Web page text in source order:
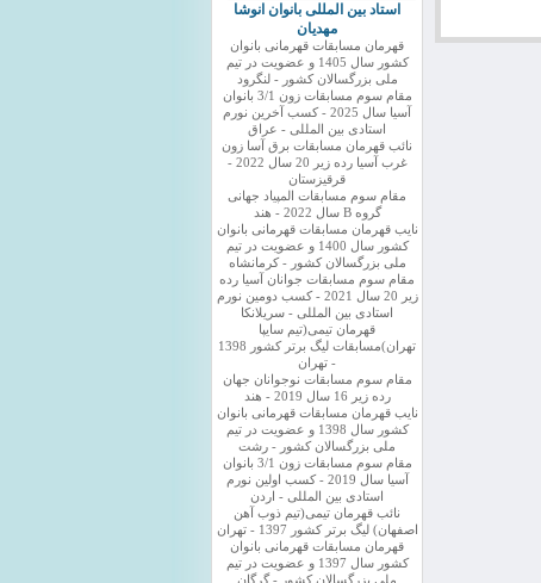
استاد بین المللی بانوان انوشا
مهدیان
قهرمان مسابقات قهرمانی بانوان
کشور سال 1405 و عضویت در تیم
ملی بزرگسالان کشور - لنگرود
مقام سوم مسابقات زون 3/1 بانوان
آسیا سال 2025 - کسب آخرین نورم
استادی بین المللی - عراق
نائب قهرمان مسابقات برق آسا زون
غرب آسیا رده زیر 20 سال 2022 -
قرقیزستان
مقام سوم مسابقات المپیاد جهانی
گروه B سال 2022 - هند
نایب قهرمان مسابقات قهرمانی بانوان
کشور سال 1400 و عضویت در تیم
ملی بزرگسالان کشور - کرمانشاه
مقام سوم مسابقات جوانان آسیا رده
زیر 20 سال 2021 - کسب دومین نورم
استادی بین المللی - سریلانکا
قهرمان تیمی(تیم سایپا
تهران)مسابقات لیگ برتر کشور 1398
- تهران
مقام سوم مسابقات نوجوانان جهان
رده زیر 16 سال 2019 - هند
نایب قهرمان مسابقات قهرمانی بانوان
کشور سال 1398 و عضویت در تیم
ملی بزرگسالان کشور - رشت
مقام سوم مسابقات زون 3/1 بانوان
آسیا سال 2019 - کسب اولین نورم
استادی بین المللی - اردن
نائب قهرمان تیمی(تیم ذوب آهن
اصفهان) لیگ برتر کشور 1397 - تهران
قهرمان مسابقات قهرمانی بانوان
کشور سال 1397 و عضویت در تیم
ملی بزرگسالان کشور - گرگان